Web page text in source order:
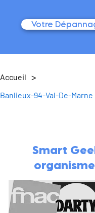
Votre
Accueil >
Banlieux-94-Val-De-Marne
Smart